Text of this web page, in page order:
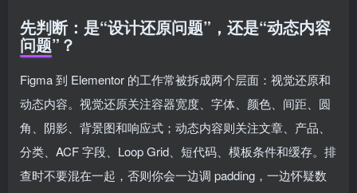
先判断：是“设计还原问题”，还是“动态内容
问题”？
Figma 到 Elementor 的工作常被拆成两个层面：视觉还原和
动态内容。视觉还原关注容器宽度、字体、颜色、间距、圆
角、阴影、背景图和响应式；动态内容则关注文章、产品、
分类、ACF 字段、Loop Grid、短代码、模板条件和缓存。排
查时不要混在一起，否则你会一边调 padding，一边怀疑数